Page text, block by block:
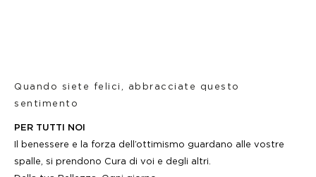
Quando siete felici, abbracciate questo
sentimento
PER TUTTI NOI
Il benessere e la forza dell’ottimismo guardano alle vostre
spalle, si prendono Cura di voi e degli altri.